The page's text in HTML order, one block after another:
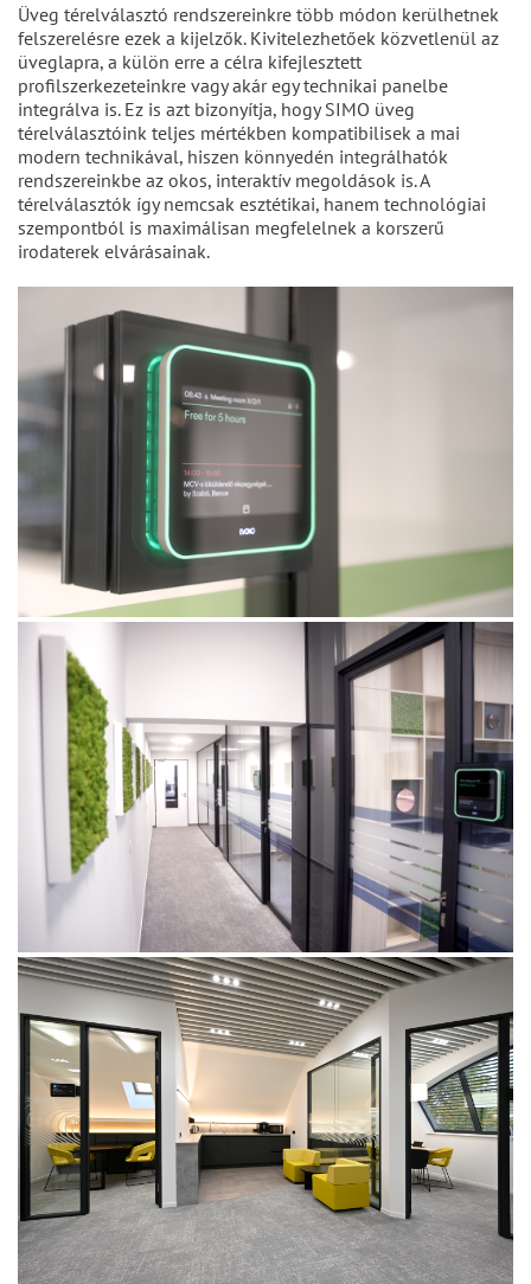
Üveg térelválasztó rendszereinkre több módon kerülhetnek
felszerelésre ezek a kijelzők. Kivitelezhetőek közvetlenül az
üveglapra, a külön erre a célra kifejlesztett
profilszerkezeteinkre vagy akár egy technikai panelbe
integrálva is. Ez is azt bizonyítja, hogy SIMO üveg
térelválasztóink teljes mértékben kompatibilisek a mai
modern technikával, hiszen könnyedén integrálhatók
rendszereinkbe az okos, interaktív megoldások is. A
térelválasztók így nemcsak esztétikai, hanem technológiai
szempontból is maximálisan megfelelnek a korszerű
irodaterek elvárásainak.